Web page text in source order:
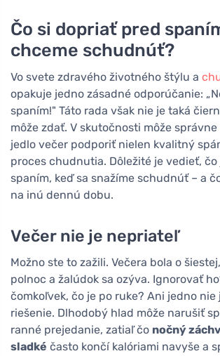
Čo si dopriať pred
chceme schudnúť?
Vo svete zdravého životného štýlu a
opakuje jedno zásadné odporúčanie:
spaním!" Táto rada však nie je taká
môže zdať. V skutočnosti môže
jedlo večer podporiť nielen kvalitný
proces chudnutia. Dôležité je vedieť,
spaním, keď sa snažíme schudnúť – a
na inú dennú dobu.
Večer nie je nepriateľ
Možno ste to zažili. Večera bola o
polnoc a žalúdok sa ozýva. Ignorovať
čomkoľvek, čo je po ruke? Ani jedno nie
riešenie. Dlhodobý hlad môže narušiť
ranné prejedanie, zatiaľ čo nočný
sladké často končí kalóriami navyše a